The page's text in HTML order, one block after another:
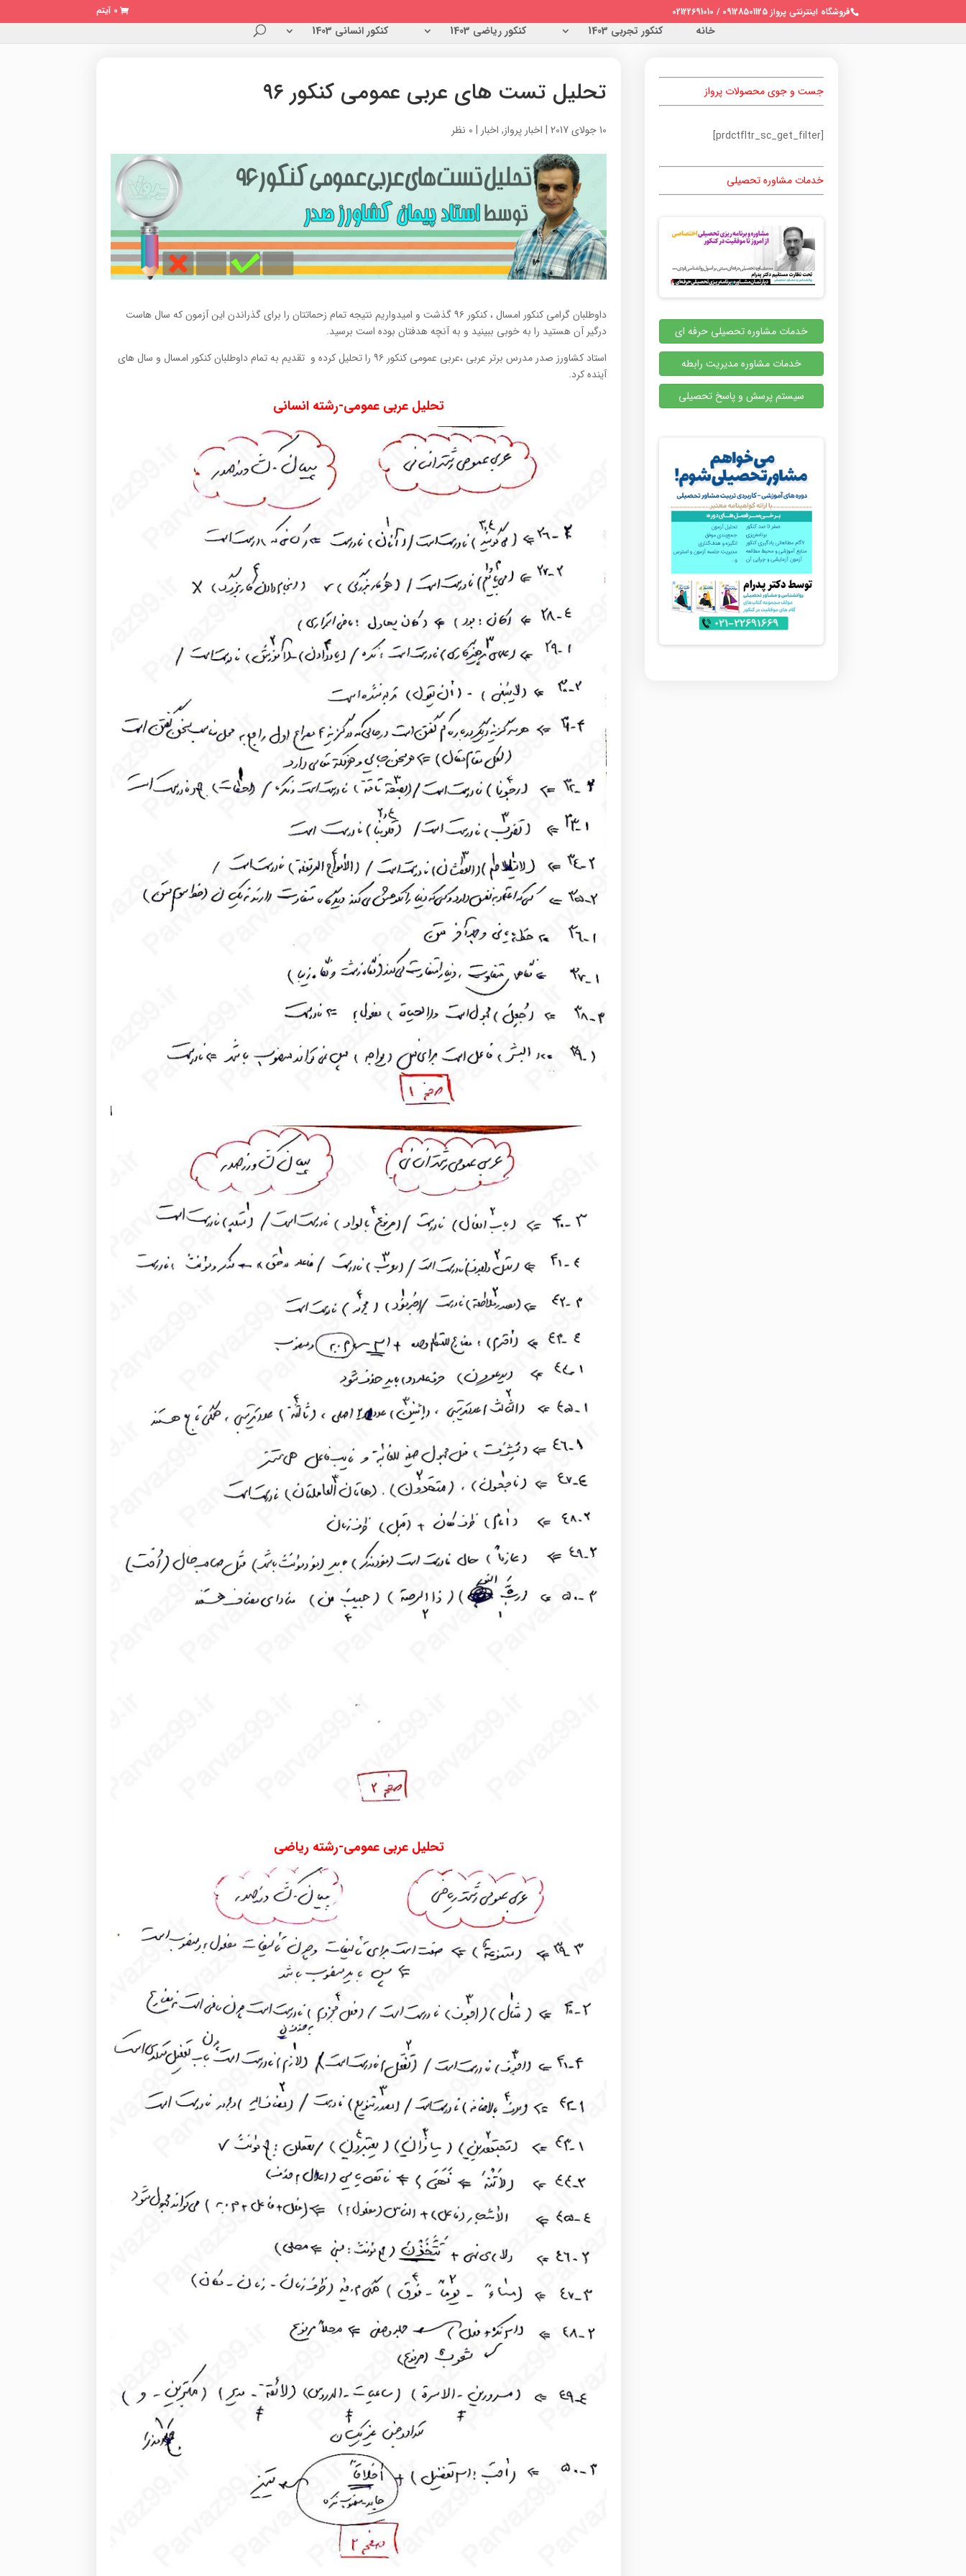
فروشگاه اینترنتی پرواز 09128501125 / 02122691010 0 آیتم
خانه کنکور تجربی 1403 کنکور ریاضی 1403 کنکور انسانی 1403
تحلیل تست های عربی عمومی کنکور ۹۶
10 جولای 2017 | اخبار پرواز, اخبار | 0 نظر
داوطلبان گرامی کنکور امسال ، کنکور ۹۶ گذشت و امیدواریم نتیجه تمام زحماتتان را برای گذراندن این آزمون که سال هاست
درگیر آن هستید را به خوبی ببینید و به آنچه هدفتان بوده است برسید.
استاد کشاورز صدر مدرس برتر عربی ،عربی عمومی کنکور ۹۶ را تحلیل کرده و تقدیم به تمام داوطلبان کنکور امسال و سال های
آینده کرد.
تحلیل عربی عمومی-رشته انسانی
تحلیل عربی عمومی-رشته ریاضی
جست و جوی محصولات پرواز
[prdctfltr_sc_get_filter]
خدمات مشاوره تحصیلی
خدمات مشاوره تحصیلی حرفه ای
خدمات مشاوره مدیریت رابطه
سیستم پرسش و پاسخ تحصیلی